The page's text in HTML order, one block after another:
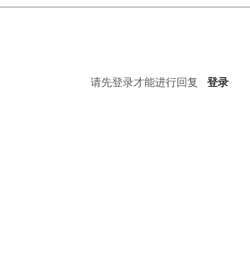
请先登录才能进行回复 登录